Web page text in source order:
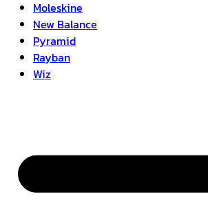
Moleskine
New Balance
Pyramid
Rayban
Wiz